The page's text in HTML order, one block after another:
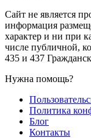
Сайт не является
информация
характер и ни при
числе публичной,
435 и 437
Нужна помощь?
Политика
Блог
Контакты